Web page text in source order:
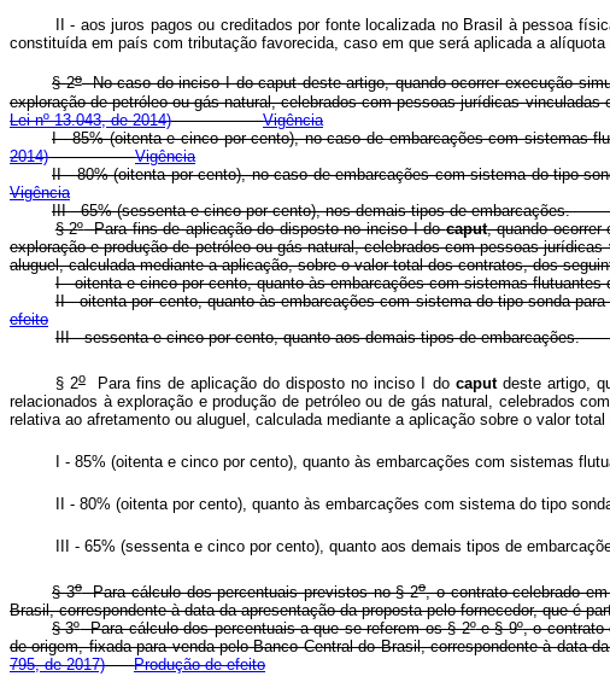
II - aos juros pagos ou creditados por fonte localizada no Brasil à pessoa
constituída em país com tributação favorecida, caso em que será aplicada a
§ 2oNo caso do inciso I docaputdeste artigo, quando ocorrer execução
exploração de petróleo ou gás natural, celebrados com pessoas jurídicas
Lei nº 13.043, de 2014)
Vigência
I - 85% (oitenta e cinco por cento), no caso de embarcações com sistemas
2014)
Vigência
II - 80% (oitenta por cento), no caso de embarcações com sistema
Vigência
III - 65% (sessenta e cinco por cento), nos demais tipos de
§ 2ºPara fins de aplicação do disposto no inciso I docaput, quando ocorrer
exploração e produção de petróleo ou gás natural, celebrados com pessoas
aluguel, calculada mediante a aplicação, sobre o valor total dos
I - oitenta e cinco por cento, quanto às embarcações com sistemas
II - oitenta por cento, quanto às embarcações com sistema do tipo
efeito
III - sessenta e cinco por cento, quanto aos demais tipos de
§ 2oPara fins de aplicação do disposto no inciso I do caputdeste artigo,
relacionados à exploração e produção de petróleo ou de gás natural, celebrados
relativa ao afretamento ou aluguel, calculada mediante a aplicação sobre o
I - 85% (oitenta e cinco por cento), quanto às embarcações com
II - 80% (oitenta por cento), quanto às embarcações com sistema do
III - 65% (sessenta e cinco por cento), quanto aos demais tipos
§ 3oPara cálculo dos percentuais previstos no § 2o, o contrato celebrado
Brasil, correspondente à data da apresentação da proposta pelo fornecedor, que é
§ 3ºPara cálculo dos percentuais a que se referem os § 2ºe § 9º, o contrato
de origem, fixada para venda pelo Banco Central do Brasil,
795, de 2017)
Produção de efeito